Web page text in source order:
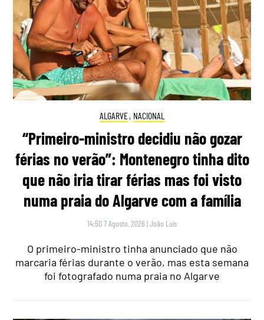
ALGARVE, NACIONAL
“Primeiro-ministro decidiu não gozar
férias no verão”: Montenegro tinha dito
que não iria tirar férias mas foi visto
numa praia do Algarve com a família
14:50 7 Agosto, 2026 |João Luís
O primeiro-ministro tinha anunciado que não
marcaria férias durante o verão, mas esta semana
foi fotografado numa praia no Algarve